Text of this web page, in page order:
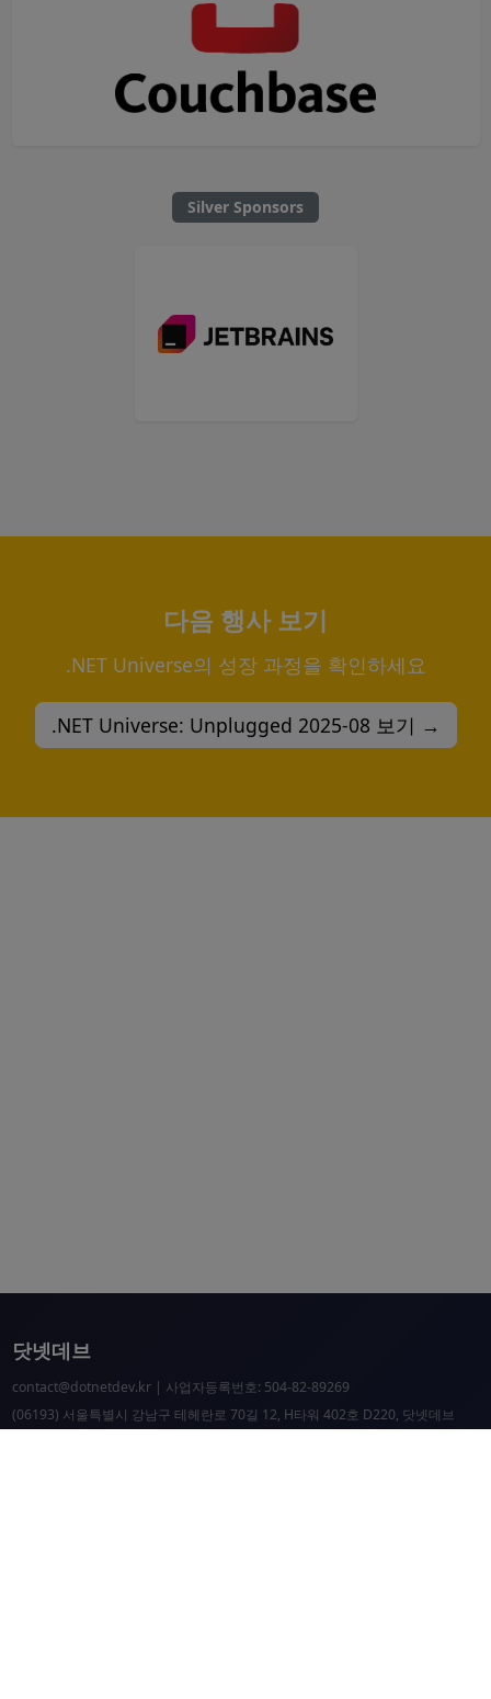
Silver Sponsors
다음 행사 보기
.NET Universe의 성장 과정을 확인하세요
.NET Universe: Unplugged 2025-08 보기 →
닷넷데브
contact@dotnetdev.kr| 사업자등록번호: 504-82-89269
(06193) 서울특별시 강남구 테헤란로 70길 12, H타워 402호 D220, 닷넷데브